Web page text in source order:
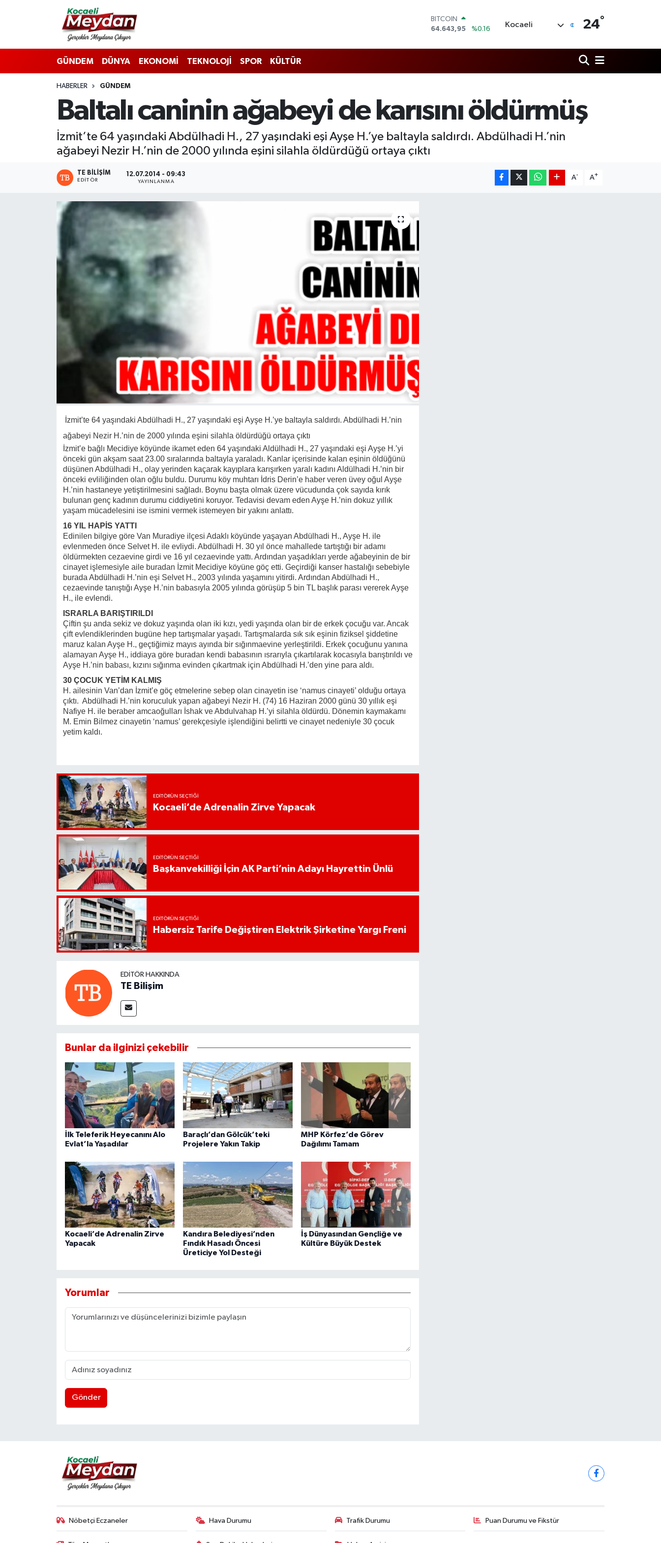
BITCOIN
64.643,95
%0.16
47,6704
%0
6500.87
%0.12
BİST100
Kocaeli 24°
GÜNDEM DÜNYA EKONOMİ TEKNOLOJİ SPOR KÜLTÜR
HABERLER GÜNDEM
Baltalı caninin ağabeyi de karısını öldürmüş
İzmit’te 64 yaşındaki Abdülhadi H., 27 yaşındaki eşi Ayşe H.’ye baltayla saldırdı. Abdülhadi H.’nin
ağabeyi Nezir H.’nin de 2000 yılında eşini silahla öldürdüğü ortaya çıktı
TE BILIŞIM
EDITÖR
12.07.2014 - 09:43
YAYINLANMA
A- A+
İzmit’te 64 yaşındaki Abdülhadi H., 27 yaşındaki eşi Ayşe H.’ye baltayla saldırdı. Abdülhadi H.’nin
ağabeyi Nezir H.’nin de 2000 yılında eşini silahla öldürdüğü ortaya çıktı
İzmit’e bağlı Mecidiye köyünde ikamet eden 64 yaşındaki Aldülhadi H., 27 yaşındaki eşi Ayşe H.’yi
önceki gün akşam saat 23.00 sıralarında baltayla yaraladı. Kanlar içerisinde kalan eşinin öldüğünü
düşünen Abdülhadi H., olay yerinden kaçarak kayıplara karışırken yaralı kadını Aldülhadi H.’nin bir
önceki evliliğinden olan oğlu buldu. Durumu köy muhtarı İdris Derin’e haber veren üvey oğul Ayşe
H.’nin hastaneye yetiştirilmesini sağladı. Boynu başta olmak üzere vücudunda çok sayıda kırık
bulunan genç kadının durumu ciddiyetini koruyor. Tedavisi devam eden Ayşe H.’nin dokuz yıllık
yaşam mücadelesini ise ismini vermek istemeyen bir yakını anlattı.
16 YIL HAPİS YATTI
Edinilen bilgiye göre Van Muradiye ilçesi Adaklı köyünde yaşayan Abdülhadi H., Ayşe H. ile
evlenmeden önce Selvet H. ile evliydi. Abdülhadi H. 30 yıl önce mahallede tartıştığı bir adamı
öldürmekten cezaevine girdi ve 16 yıl cezaevinde yattı. Ardından yaşadıkları yerde ağabeyinin de bir
cinayet işlemesiyle aile buradan İzmit Mecidiye köyüne göç etti. Geçirdiği kanser hastalığı sebebiyle
burada Abdülhadi H.’nin eşi Selvet H., 2003 yılında yaşamını yitirdi. Ardından Abdülhadi H.,
cezaevinde tanıştığı Ayşe H.’nin babasıyla 2005 yılında görüşüp 5 bin TL başlık parası vererek Ayşe
H., ile evlendi.
ISRARLA BARIŞTIRILDI
Çiftin şu anda sekiz ve dokuz yaşında olan iki kızı, yedi yaşında olan bir de erkek çocuğu var. Ancak
çift evlendiklerinden bugüne hep tartışmalar yaşadı. Tartışmalarda sık sık eşinin fiziksel şiddetine
maruz kalan Ayşe H., geçtiğimiz mayıs ayında bir sığınmaevine yerleştirildi. Erkek çocuğunu yanına
alamayan Ayşe H., iddiaya göre buradan kendi babasının ısrarıyla çıkartılarak kocasıyla barıştırıldı ve
Ayşe H.’nin babası, kızını sığınma evinden çıkartmak için Abdülhadi H.’den yine para aldı.
30 ÇOCUK YETİM KALMIŞ
H. ailesinin Van’dan İzmit’e göç etmelerine sebep olan cinayetin ise ‘namus cinayeti’ olduğu ortaya
çıktı. Abdülhadi H.’nin koruculuk yapan ağabeyi Nezir H. (74) 16 Haziran 2000 günü 30 yıllık eşi
Nafiye H. ile beraber amcaoğulları İshak ve Abdulvahap H.’yi silahla öldürdü. Dönemin kaymakamı
M. Emin Bilmez cinayetin ‘namus’ gerekçesiyle işlendiğini belirtti ve cinayet nedeniyle 30 çocuk
yetim kaldı.
EDITÖRÜN SEÇTIĞI
Kocaeli’de Adrenalin Zirve Yapacak
EDITÖRÜN SEÇTIĞI
Başkanvekilliği İçin AK Parti’nin Adayı Hayrettin Ünlü
EDITÖRÜN SEÇTIĞI
Habersiz Tarife Değiştiren Elektrik Şirketine Yargı Freni
EDITÖR HAKKINDA
TE Bilişim
Bunlar da ilginizi çekebilir
İlk Teleferik Heyecanını Alo
Evlat’la Yaşadılar
Baraçlı’dan Gölcük’teki
Projelere Yakın Takip
MHP Körfez’de Görev
Dağılımı Tamam
Kocaeli’de Adrenalin Zirve
Yapacak
Kandıra Belediyesi’nden
Fındık Hasadı Öncesi
Üreticiye Yol Desteği
İş Dünyasından Gençliğe ve
Kültüre Büyük Destek
Yorumlar
Gönder
Nöbetçi Eczaneler Hava Durumu Trafik Durumu Puan Durumu ve Fikstür
Nöbetçi Eczaneler
Hava Durumu
Trafik Durumu
Süper Lig Puan Durumu ve Fikstür
Tüm Manşetler
Haber Arşivi